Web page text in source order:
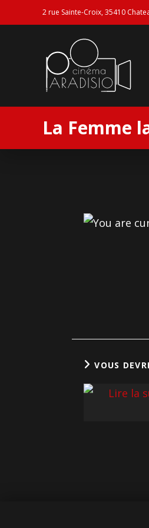
2 rue Sainte-Croix, 35410
La Femme
VOUS